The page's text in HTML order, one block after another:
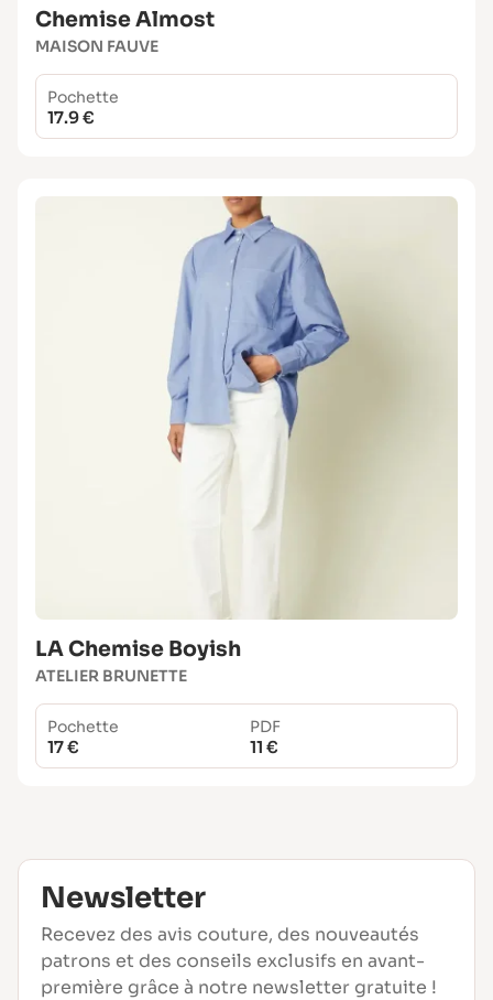
Chemise Almost
MAISON FAUVE
Pochette
17.9 €
LA Chemise Boyish
ATELIER BRUNETTE
Pochette
17 €
PDF
11 €
Newsletter
Recevez des avis couture, des nouveautés
patrons et des conseils exclusifs en avant-
première grâce à notre newsletter gratuite !